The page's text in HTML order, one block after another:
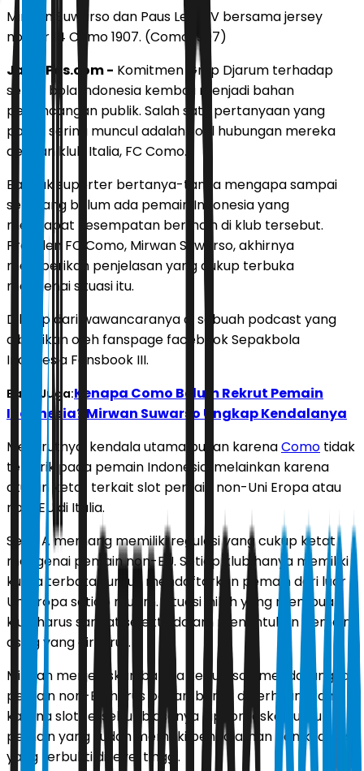
Mirwan Suwarso dan Paus Leo XIV bersama jersey
nomor 14 Como 1907. (Como 1907)
JawaPos.com - Komitmen Grup Djarum terhadap
sepak bola Indonesia kembali menjadi bahan
perbincangan publik. Salah satu pertanyaan yang
paling sering muncul adalah soal hubungan mereka
dengan klub Italia, FC Como.
Banyak suporter bertanya-tanya mengapa sampai
sekarang belum ada pemain Indonesia yang
mendapat kesempatan bermain di klub tersebut.
Presiden FC Como, Mirwan Suwarso, akhirnya
memberikan penjelasan yang cukup terbuka
mengenai situasi itu.
Dikutip dari wawancaranya di sebuah podcast yang
dibagikan oleh fanspage facebook Sepakbola
Indonesia Fansbook III.
Baca Juga:Kenapa Como Belum Rekrut Pemain
Indonesia? Mirwan Suwarso Ungkap Kendalanya
Menurutnya, kendala utama bukan karenaComo tidak
tertarik pada pemain Indonesia, melainkan karena
aturan ketat terkait slot pemain non-Uni Eropa atau
non-EU di Italia.
Serie A memang memiliki regulasi yang cukup ketat
mengenai pemain non-EU. Setiap klub hanya memiliki
kuota terbatas untuk mendaftarkan pemain dari luar
Uni Eropa setiap musim. Situasi inilah yang membuat
klub harus sangat selektif dalam menentukan pemain
asing yang direkrut.
Mirwan menjelaskan bahwa keputusan mendatangkan
pemain non-EU harus benar-benar diperhitungkan
karena slot tersebut biasanya diprioritaskan untuk
pemain yang sudah memiliki pengalaman dan kualitas
yang terbukti di level tinggi.